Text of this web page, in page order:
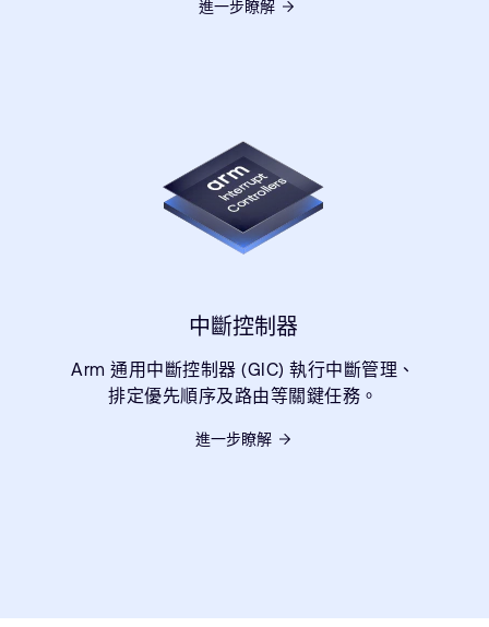
進一步瞭解
中斷控制器
Arm 通用中斷控制器 (GIC) 執行中斷管理、
排定優先順序及路由等關鍵任務。
進一步瞭解